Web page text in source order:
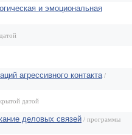
и эмоциональная
агрессивного контакта /
датой
деловых связей / программы